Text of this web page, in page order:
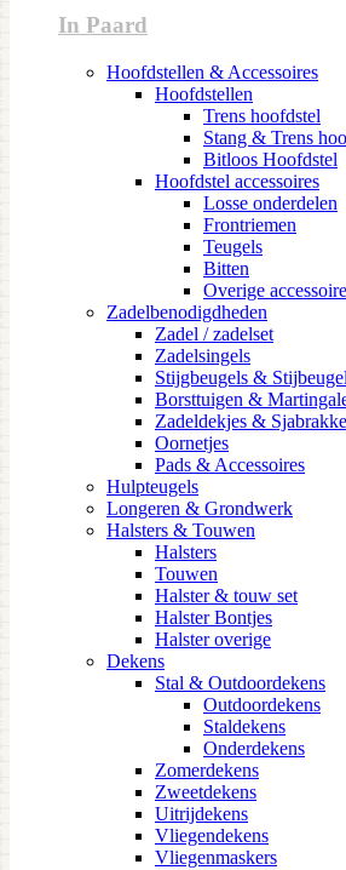
In Paard
Hoofdstellen & Accessoires
Hoofdstellen
Trens hoofdstel
Stang & Trens
Bitloos Hoofdstel
Hoofdstel accessoires
Losse onderdelen
Frontriemen
Teugels
Bitten
Overige
Zadelbenodigdheden
Zadel / zadelset
Zadelsingels
Stijgbeugels &
Borsttuigen &
Zadeldekjes &
Oornetjes
Pads & Accessoires
Hulpteugels
Longeren & Grondwerk
Halsters & Touwen
Halsters
Touwen
Halster & touw set
Halster Bontjes
Halster overige
Dekens
Stal & Outdoordekens
Outdoordekens
Staldekens
Onderdekens
Zomerdekens
Zweetdekens
Uitrijdekens
Vliegendekens
Vliegenmaskers